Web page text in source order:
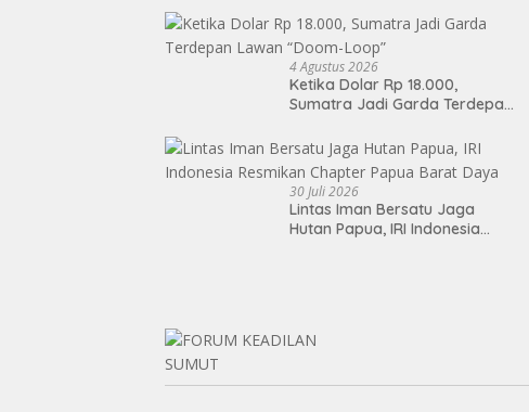
Pergantian Kapolri
4 Agustus 2026
Ketika Dolar Rp 18.000,
Sumatra Jadi Garda Terdepan
30 Juli 2026
Lintas Iman Bersatu Jaga
Hutan Papua, IRI Indonesia